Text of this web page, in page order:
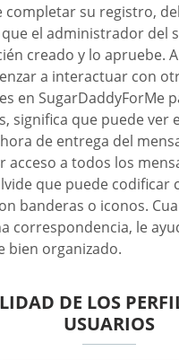
completar su registro,
el administrador del
creado y lo apruebe.
a interactuar con
en SugarDaddyForMe
significa que puede ver
de entrega del
acceso a todos los
que puede codificar
banderas o iconos.
correspondencia, le
bien organizado.
DE LOS
USUARIOS